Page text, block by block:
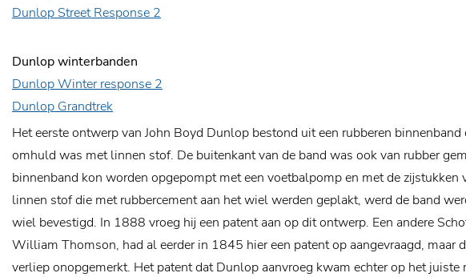
Dunlop Street Response 2
Dunlop winterbanden
Dunlop Winter response 2
Dunlop Grandtrek
Het eerste ontwerp van John Boyd Dunlop bestond uit een rubberen binnenband
omhuld was met linnen stof. De buitenkant van de band was ook van rubber
binnenband kon worden opgepompt met een voetbalpomp en met de zijstukken
linnen stof die met rubbercement aan het wiel werden geplakt, werd de band
wiel bevestigd. In 1888 vroeg hij een patent aan op dit ontwerp. Een andere
William Thomson, had al eerder in 1845 hier een patent op aangevraagd, maar
verliep onopgemerkt. Het patent dat Dunlop aanvroeg kwam echter op het juiste